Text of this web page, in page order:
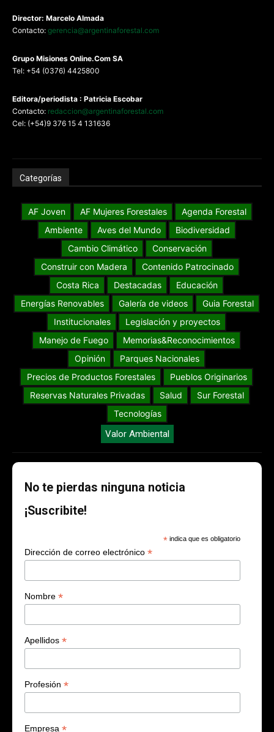
Director: Marcelo Almada
Contacto: gerencia@argentinaforestal.com
Grupo Misiones Online.Com SA
Tel: +54 (0376) 4425800
Editora/periodista : Patricia Escobar
Contacto: redaccion@argentinaforestal.com
Cel: (+54)9 376 15 4 131636
Categorías
AF Joven AF Mujeres Forestales
Agenda Forestal
Ambiente
Aves del Mundo
Biodiversidad
Cambio Climático
Conservación
Construir con Madera
Contenido Patrocinado
Costa Rica
Destacadas
Educación
Energías Renovables
Galería de videos
Guia Forestal
Institucionales
Legislación y proyectos
Manejo de Fuego
Memorias&Reconocimientos
Opinión
Parques Nacionales
Precios de Productos Forestales
Pueblos Originarios
Reservas Naturales Privadas
Salud
Sur Forestal
Tecnologías
Valor Ambiental
No te pierdas ninguna noticia
¡Suscribite!
* indica que es obligatorio
Dirección de correo electrónico *
Nombre *
Apellidos *
Profesión *
Empresa